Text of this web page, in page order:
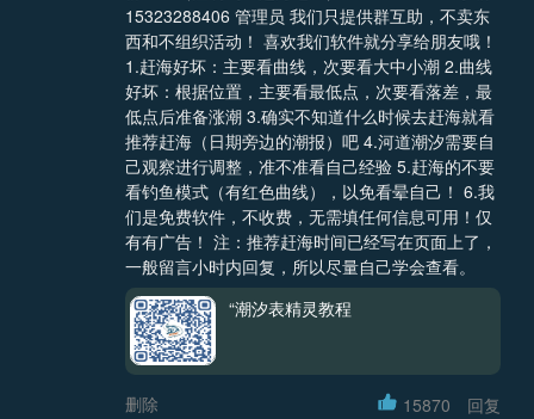
15323288406 管理员 我们只提供群互助，不卖东
西和不组织活动！ 喜欢我们软件就分享给朋友哦！
1.赶海好坏：主要看曲线，次要看大中小潮 2.曲线
好坏：根据位置，主要看最低点，次要看落差，最
低点后准备涨潮 3.确实不知道什么时候去赶海就看
推荐赶海（日期旁边的潮报）吧 4.河道潮汐需要自
己观察进行调整，准不准看自己经验 5.赶海的不要
看钓鱼模式（有红色曲线），以免看晕自己！ 6.我
们是免费软件，不收费，无需填任何信息可用！仅
有有广告！ 注：推荐赶海时间已经写在页面上了，
一般留言小时内回复，所以尽量自己学会查看。
“潮汐表精灵教程
删除 15870 回复